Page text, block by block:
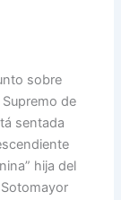
sobre
de
sentada
hija del